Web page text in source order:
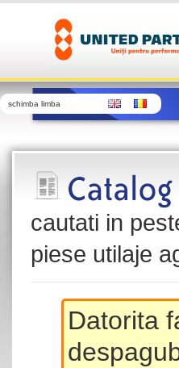
schimba limba
cautati in
piese utilaje
Datorita